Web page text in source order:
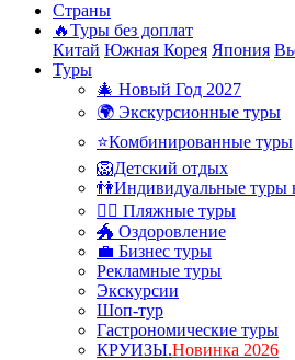
Страны
🔥Туры без доплат
Китай Южная Корея Япония
Туры
🎄 Новый Год 2027
🌍 Экскурсионные туры
⭐Комбинированные туры
🦁Детский отдых
👫Индивидуальные туры
🏊‍♂ Пляжные туры
🐲 Оздоровление
💼 Бизнес туры
Рекламные туры
Экскурсии
Шоп-тур
Гастрономические туры
КРУИЗЫ.Новинка 2026